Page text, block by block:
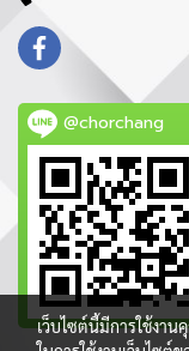
@chorchang
เว็บไซต์นี้มีการใช้งา